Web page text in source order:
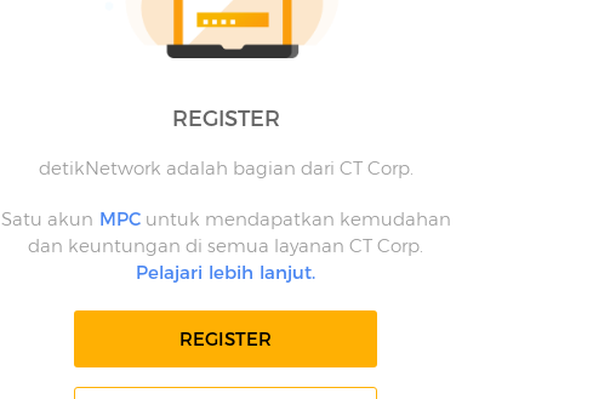
REGISTER
detikNetwork adalah bagian dari CT Corp.
Satu akun MPCuntuk mendapatkan kemudahan
dan keuntungan di semua layanan CT Corp.
Pelajari lebih lanjut.
REGISTER